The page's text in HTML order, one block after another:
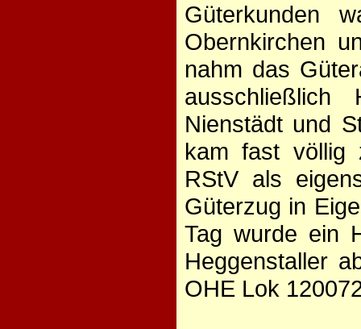
Güterkunden
Obernkirchen
nahm das
Nienstädt und
kam fast völlig
RStV als
Güterzug in
Tag wurde ein
Heggenstaller
OHE Lok